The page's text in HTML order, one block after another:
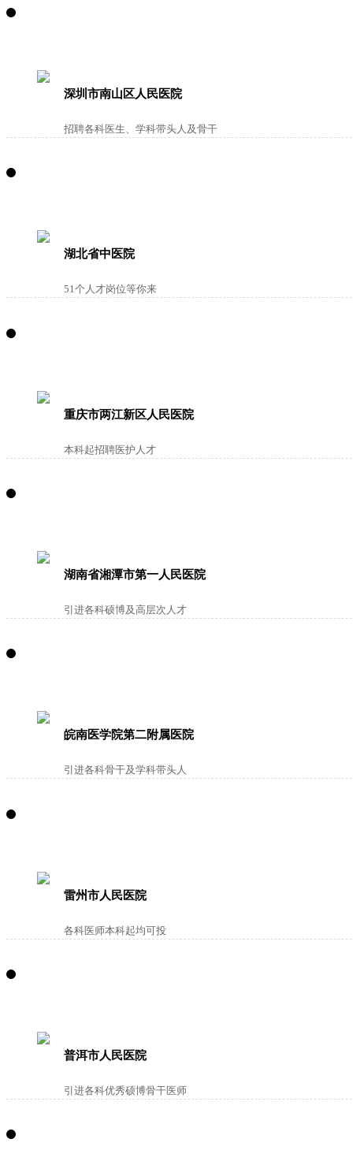
深圳市南山区人民医院
招聘各科医生、学科带头人及骨干
湖北省中医院
51个人才岗位等你来
重庆市两江新区人民医院
本科起招聘医护人才
湖南省湘潭市第一人民医院
引进各科硕博及高层次人才
皖南医学院第二附属医院
引进各科骨干及学科带头人
雷州市人民医院
各科医师本科起均可投
普洱市人民医院
引进各科优秀硕博骨干医师